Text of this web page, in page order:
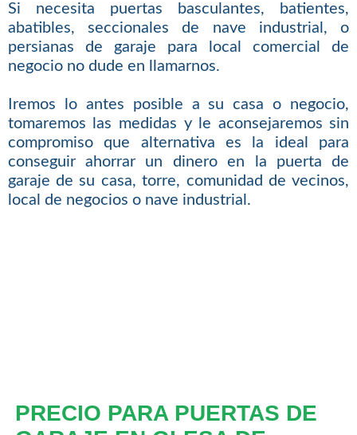
Si necesita puertas basculantes, batientes,
abatibles, seccionales de nave industrial, o
persianas de garaje para local comercial de
negocio no dude en llamarnos.
Iremos lo antes posible a su casa o negocio,
tomaremos las medidas y le aconsejaremos sin
compromiso que alternativa es la ideal para
conseguir ahorrar un dinero en la puerta de
garaje de su casa, torre, comunidad de vecinos,
local de negocios o nave industrial.
PRECIO PARA PUERTAS DE